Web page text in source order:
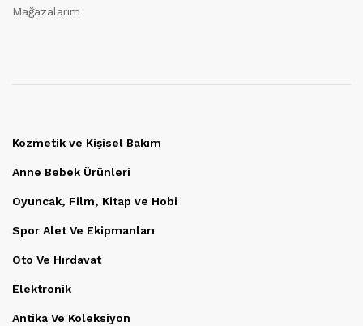
Mağazalarım
Kozmetik ve Kişisel Bakım
Anne Bebek Ürünleri
Oyuncak, Film, Kitap ve Hobi
Spor Alet Ve Ekipmanları
Oto Ve Hırdavat
Elektronik
Antika Ve Koleksiyon